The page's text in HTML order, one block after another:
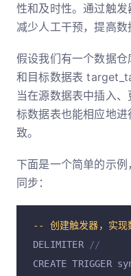
性和及时性。通过触发
减少人工干预，提高数
假设我们有一个数据
和目标数据表
当在源数据表中插入
标数据表也能相应地
致。
下面是一个简单的示
同步：
--
创建触发器，实现
DELIMITER
//
CREATE TRIGGER